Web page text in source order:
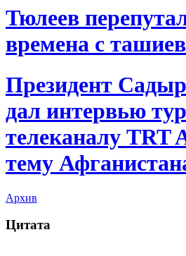
Тюлеев
времена с
Президент
дал интервью
телеканалу TRT
тему
Архив
Цитата